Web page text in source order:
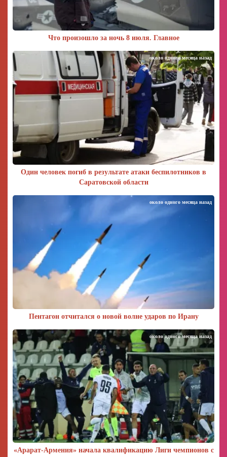
Что произошло за ночь 8 июля. Главное
Один человек погиб в результате атаки беспилотников в
Саратовской области
около одного месяца назад
Пентагон отчитался о новой волне ударов по Ирану
около одного месяца назад
«Арарат‑Армения» начала квалификацию Лиги чемпионов с
около одного месяца назад